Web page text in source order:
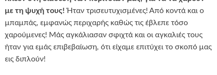
με τη ψυχή τους! Ήταν τρισευτυχισμένες! Από κοντά και ο
μπαμπάς, εμφανώς περιχαρής καθώς τις έβλεπε τόσο
χαρούμενες! Μάς αγκάλιασαν σφιχτά και οι αγκαλιές τους
ήταν για εμάς επιβεβαίωση, ότι είχαμε επιτύχει το σκοπό μας
εις διπλούν!